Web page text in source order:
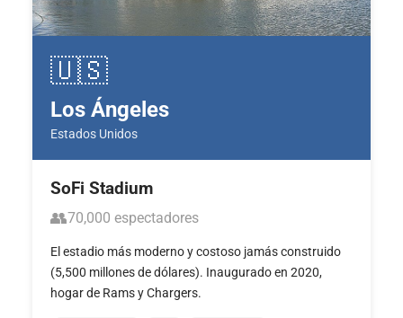
🇺🇸
Los Ángeles
Estados Unidos
SoFi Stadium
👥70,000 espectadores
El estadio más moderno y costoso jamás construido
(5,500 millones de dólares). Inaugurado en 2020,
hogar de Rams y Chargers.